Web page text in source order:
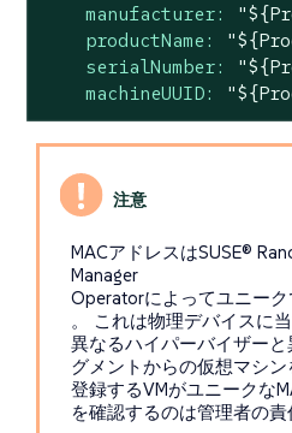
manufacturer:
productName:
serialNumber:
machineUUID:
MACアドレスはSUSE®
Manager
Operatorによってユニー
。 これは物理デバイスに
異なるハイパーバイザー
グメントからの仮想マシン
登録するVMがユニークな
を確認するのは管理者の責